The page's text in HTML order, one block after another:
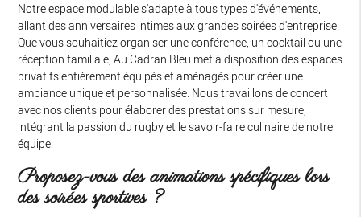
Notre espace modulable s'adapte à tous types d'événements,
allant des anniversaires intimes aux grandes soirées d'entreprise.
Que vous souhaitiez organiser une conférence, un cocktail ou une
réception familiale, Au Cadran Bleu met à disposition des espaces
privatifs entièrement équipés et aménagés pour créer une
ambiance unique et personnalisée. Nous travaillons de concert
avec nos clients pour élaborer des prestations sur mesure,
intégrant la passion du rugby et le savoir-faire culinaire de notre
équipe.
Proposez-vous des animations spécifiques lors
des soirées sportives ?